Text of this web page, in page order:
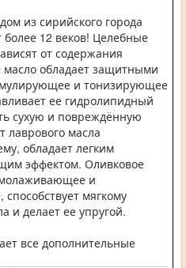
из сирийского города
более 12 веков! Целебные
от содержания
масло обладает защитными
и тонизирующее
ее гидролипидный
сухую и повреждённую
масла
обладает легким
эффектом. Оливковое
и
мягкому
и делает ее упругой.
все дополнительные